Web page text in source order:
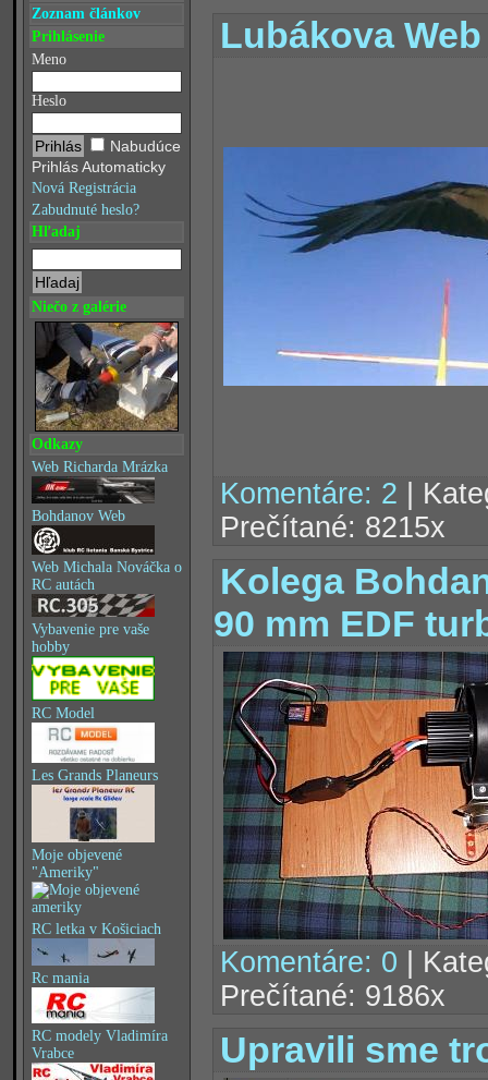
Zoznam článkov
Prihlásenie
Meno
Heslo
Nabudúce
Prihlás Automaticky
Nová Registrácia
Zabudnuté heslo?
Hľadaj
Niečo z galérie
Odkazy
Web Richarda Mrázka
Bohdanov Web
Web Michala Nováčka o
RC autách
Vybavenie pre vaše
hobby
RC Model
Les Grands Planeurs
Moje objevené
"Ameriky"
RC letka v Košiciach
Rc mania
RC modely Vladimíra
Vrabce
Lubákova
Komentáre: 2 |
Prečítané: 8215x
Kolega
90 mm EDF
Komentáre: 0 |
Prečítané: 9186x
Upravili sme